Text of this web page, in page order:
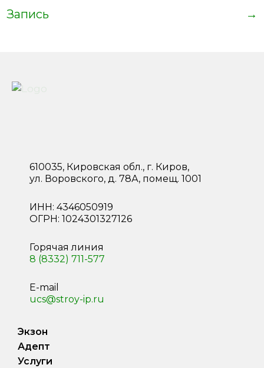
Запись
→
610035, Кировская обл., г. Киров,
ул. Воровского, д. 78А, помещ. 1001
ИНН: 4346050919
ОГРН: 1024301327126
Горячая линия
8 (8332) 711-577
E-mail
ucs@stroy-ip.ru
Экзон
Адепт
Услуги